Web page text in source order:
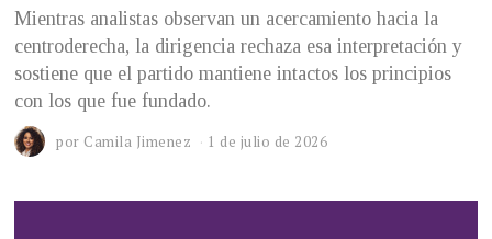
Mientras analistas observan un acercamiento hacia la
centroderecha, la dirigencia rechaza esa interpretación y
sostiene que el partido mantiene intactos los principios
con los que fue fundado.
por Camila Jimenez 1 de julio de 2026